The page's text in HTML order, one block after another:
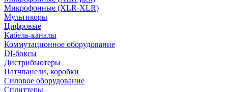
Микрофонные (XLR-XLR)
Мультикоры
Цифровые
Кабель-каналы
Коммутационное оборудование
DI-боксы
Дистрибьютеры
Патчпанели, коробки
Силовое оборудование
Сплиттеры